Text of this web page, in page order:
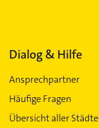
Dialog & Hilfe
Ansprechpartner
Häufige Fragen
Übersicht aller Städte